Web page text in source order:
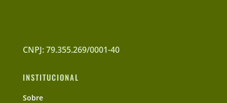
CNPJ: 79.355.269/0001-40
INSTITUCIONAL
Sobre